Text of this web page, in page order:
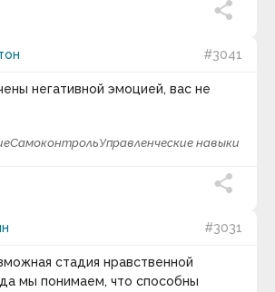
#3041
негативной эмоцией, вас не
СамоконтрольУправленческие навыки
#3031
стадия нравственной
мы понимаем, что способны